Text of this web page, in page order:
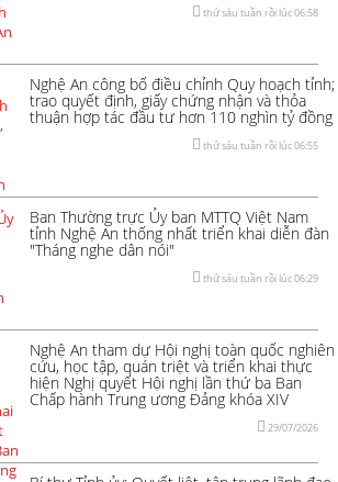
thứ sáu tuần rồi lúc 06:58
Nghệ An công bố điều chỉnh Quy hoạch tỉnh;
trao quyết định, giấy chứng nhận và thỏa
thuận hợp tác đầu tư hơn 110 nghìn tỷ đồng
thứ sáu tuần rồi lúc 06:55
Ban Thường trực Ủy ban MTTQ Việt Nam
tỉnh Nghệ An thống nhất triển khai diễn đàn
"Tháng nghe dân nói"
thứ sáu tuần rồi lúc 06:29
Nghệ An tham dự Hội nghị toàn quốc nghiên
cứu, học tập, quán triệt và triển khai thực
hiện Nghị quyết Hội nghị lần thứ ba Ban
Chấp hành Trung ương Đảng khóa XIV
29/07/2026